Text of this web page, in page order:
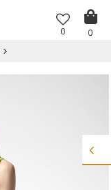
0
0
>